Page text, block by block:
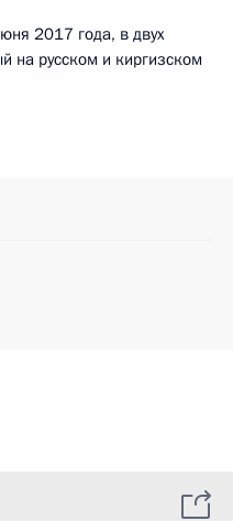
2017 года, в двух
на русском и киргизском